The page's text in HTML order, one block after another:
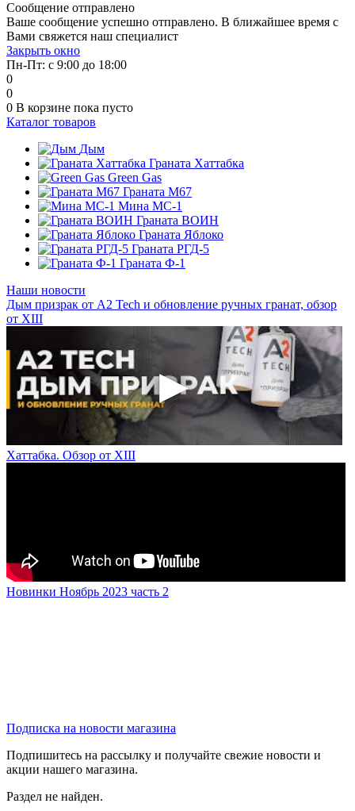
Сообщение отправлено
Ваше сообщение успешно отправлено. В ближайшее время с
Вами свяжется наш специалист
Закрыть окно
Пн-Пт: с 9:00 до 18:00
0
0
0 В корзине пока пусто
Каталог товаров
Дым
Граната Хаттабка
Green Gas
Граната М67
Мина МС-1
Граната ВОИН
Граната Яблоко
Граната РГД-5
Граната Ф-1
Наши новости
Дым призрак от А2 Tech и обновление ручных гранат, обзор
от XIII
Хаттабка. Обзор от XIII
Новинки Ноябрь 2023 часть 2
Подписка на новости магазина
Подпишитесь на рассылку и получайте свежие новости и
акции нашего магазина.
Раздел не найден.